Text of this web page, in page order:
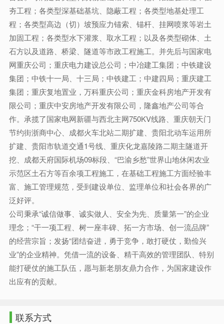
夯工程；各类型深基础基坑、隐蔽工程；各类型地基处理工
程；各类型高边（切）坡预应力锚索、锚杆、挂网喷浆等岩土
加固工程；各类型水下灌浆、取水工程；以及各类型砌体、土
石方以及道路、桥梁、隧道等市政工程施工。并先后与国家电
网重庆公司；重庆电力建设总公司；中冶建工集团；中铁建设
集团；中铁十一局、十三局；中铁建工；中建四局；重庆建工
集团；重庆复地置业，万科重庆公司；重庆金科房地产开发有
限公司；重庆中安房地产开发有限公司，隆鑫地产公司等合
作。承揽了国家电网新疆与西北主网750KV线路、重庆朝天门
节约街浙商中心、成都火车北站二期扩建、贵阳北动车运用所
扩建、贵阳市轨道交通1号线、重庆化龙嘉陵路二期主隧道开
挖、成都天府国际机场09标段、“巴渝乡愁”世界山地休闲农业
示范区土石方等百余项工程施工，在基础工程施工方面经验丰
富、施工管理规范，受到建设单位、监理单位和社会各界的广
泛好评。
公司秉承“诚信做事、诚实做人、安全为先、质量第一”的企业
理念；“干一项工程、树一座丰碑、拓一方市场、创一流品牌”
的经营宗旨；发扬“团结奋进，勇于竞争，敢打硬仗，勤俭兴
业”的企业精神。凭借一流的设备、精干高效的管理团队、特别
能打硬仗的施工队伍，愿与新老朋友鼎力合作，为国家建设作
出应有的贡献。
联系方式